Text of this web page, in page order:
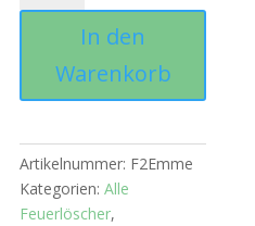
2
Menge
In den
Warenkorb
Artikelnummer: F2Emme
Kategorien:Alle
Feuerlöscher,